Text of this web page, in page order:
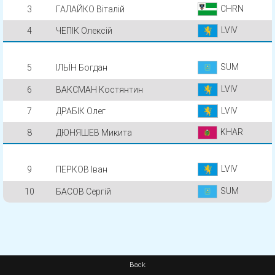
3 ГАЛАЙКО Віталій CHRN
4 ЧЕПІК Олексій LVIV
5 ІЛЬЇН Богдан SUM
6 ВАКСМАН Костянтин LVIV
7 ДРАБІК Олег LVIV
8 ДЮНЯШЕВ Микита KHAR
9 ПЕРКОВ Іван LVIV
10 БАСОВ Сергій SUM
Back